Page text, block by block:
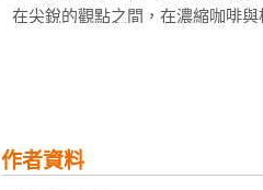
餐酒搭配，不只是一本很棒的工
──酒類專家｜王鵬
在尖銳的觀點之間，在濃縮咖啡
魂是平靜的，食府是滿足的。小
酒，就像等著看牌局的結果。「
作者資料